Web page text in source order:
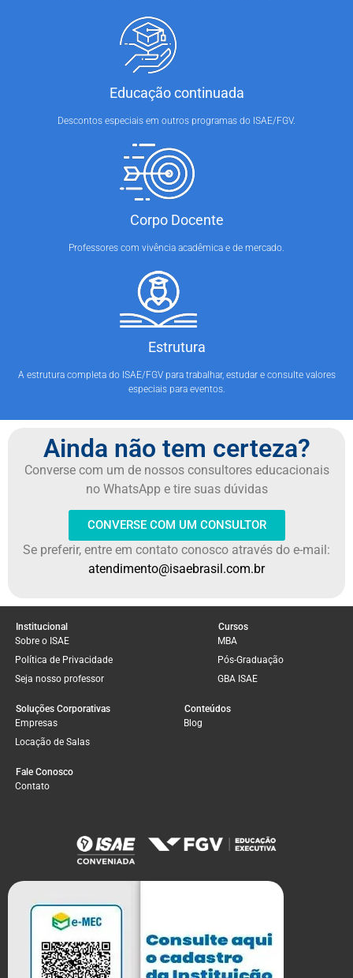
Educação continuada
Descontos especiais em outros programas do ISAE/FGV.
Corpo Docente
Professores com vivência acadêmica e de mercado.
Estrutura
A estrutura completa do ISAE/FGV para trabalhar, estudar e consulte valores
especiais para eventos.
Ainda não tem certeza?
Converse com um de nossos consultores educacionais
no WhatsApp e tire suas dúvidas
CONVERSE COM UM CONSULTOR
Se preferir, entre em contato conosco através do e-mail:
atendimento@isaebrasil.com.br
Institucional
Sobre o ISAE
Política de Privacidade
Seja nosso professor
Cursos
MBA
Pós-Graduação
GBA ISAE
Soluções Corporativas
Empresas
Locação de Salas
Conteúdos
Blog
Fale Conosco
Contato